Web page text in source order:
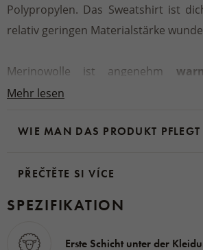
Polypropylen. Das Sweatshirt ist
relativ geringen Materialstärke
Merinowolle ist angenehm
Körpertemperatur
Polypropylen verleiht dem
Merino ist ideal für kältere
kann.
Mehr lesen
WIE MAN DAS PRODUKT PFLEGT
PŘEČTĚTE SI VÍCE
SPEZIFIKATION
Erste Schicht unter der